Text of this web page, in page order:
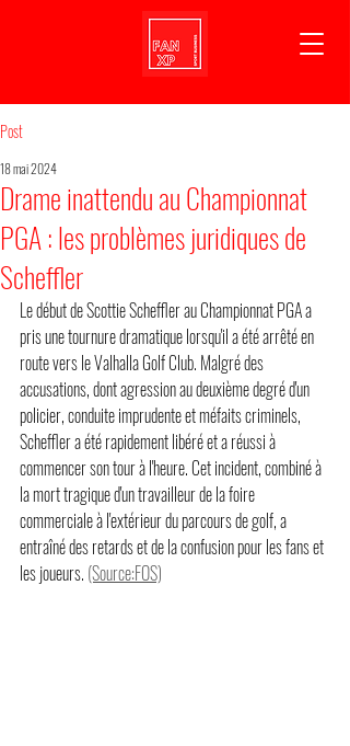
Post
Drame inattendu au Championnat
PGA : les problèmes juridiques de
Scheffler
18 mai 2024
Le début de Scottie Scheffler au Championnat PGA a
pris une tournure dramatique lorsqu'il a été arrêté en
route vers le Valhalla Golf Club. Malgré des
accusations, dont agression au deuxième degré d'un
policier, conduite imprudente et méfaits criminels,
Scheffler a été rapidement libéré et a réussi à
commencer son tour à l'heure. Cet incident, combiné à
la mort tragique d'un travailleur de la foire
commerciale à l'extérieur du parcours de golf, a
entraîné des retards et de la confusion pour les fans et
les joueurs. (Source:FOS)